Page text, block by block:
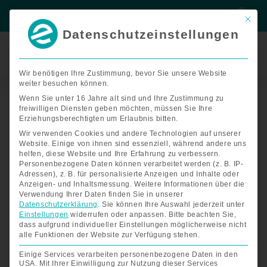
springen
Badewannen-
Bandlift
Tuchlifter
Menge
Mit
Datenschutzeinstellungen
Wir benötigen Ihre Zustimmung, bevor Sie unsere Website
weiter besuchen können.
Wenn Sie unter 16 Jahre alt sind und Ihre Zustimmung zu
freiwilligen Diensten geben möchten, müssen Sie Ihre
Erziehungsberechtigten um Erlaubnis bitten.
Wir verwenden Cookies und andere Technologien auf unserer
Website. Einige von ihnen sind essenziell, während andere uns
helfen, diese Website und Ihre Erfahrung zu verbessern.
Personenbezogene Daten können verarbeitet werden (z. B. IP-
Adressen), z. B. für personalisierte Anzeigen und Inhalte oder
Anzeigen- und Inhaltsmessung. Weitere Informationen über die
Verwendung Ihrer Daten finden Sie in unserer
Datenschutzerklärung . Sie können Ihre Auswahl jederzeit unter
Einstellungen widerrufen oder anpassen. Bitte beachten Sie,
dass aufgrund individueller Einstellungen möglicherweise nicht
alle Funktionen der Website zur Verfügung stehen.
Einige Services verarbeiten personenbezogene Daten in den
USA. Mit Ihrer Einwilligung zur Nutzung dieser Services